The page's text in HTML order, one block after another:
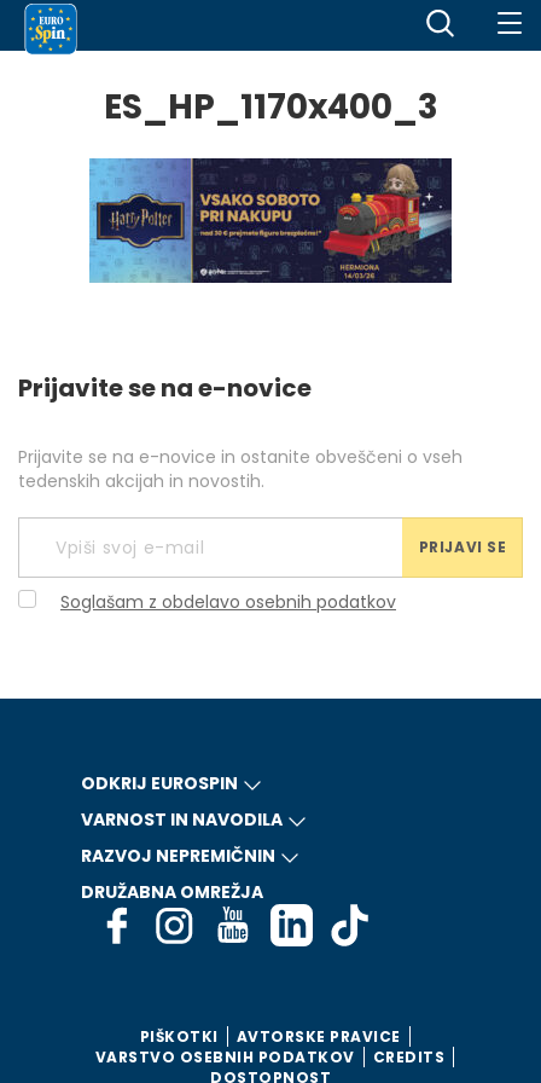
ES_HP_1170x400_3
Prijavite se na e-novice
Prijavite se na e-novice in ostanite obveščeni o vseh
tedenskih akcijah in novostih.
PRIJAVI SE
Soglašam z obdelavo osebnih podatkov
ODKRIJ EUROSPIN
VARNOST IN NAVODILA
RAZVOJ NEPREMIČNIN
DRUŽABNA OMREŽJA
PIŠKOTKI
AVTORSKE PRAVICE
VARSTVO OSEBNIH PODATKOV
CREDITS
DOSTOPNOST